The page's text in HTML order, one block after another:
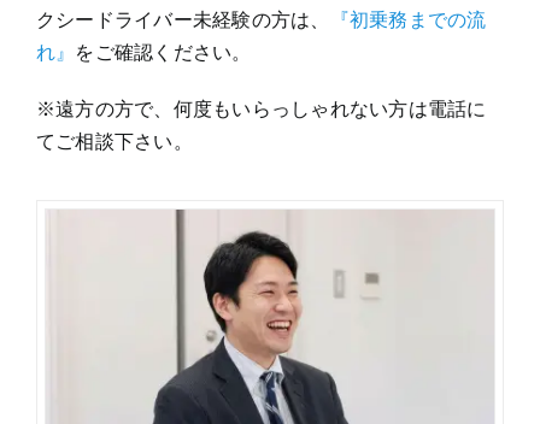
クシードライバー未経験の方は、
『初乗務までの流
れ』 をご確認ください。
※遠方の方で、何度もいらっしゃれない方は電話に
てご相談下さい。